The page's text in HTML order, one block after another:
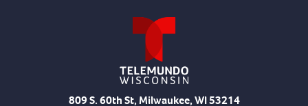
809 S. 60th St, Milwaukee, WI 53214